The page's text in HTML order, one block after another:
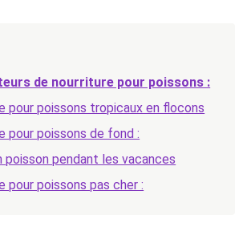
de nourriture pour poissons :
pour poissons tropicaux en flocons
pour poissons de fond :
poisson pendant les vacances
pour poissons pas cher :